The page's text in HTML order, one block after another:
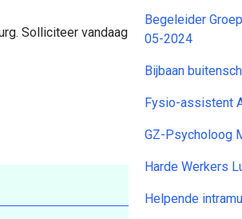
Solliciteer vandaag
Begeleider
05-2024
Bijbaan
Fysio-assistent
GZ-Psycholoog
Harde Werkers
Helpende